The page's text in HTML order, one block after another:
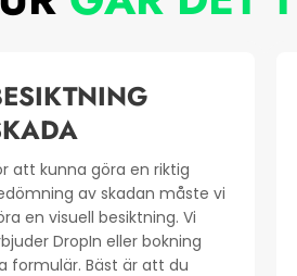
att kunna göra en riktig
av skadan måste vi
en visuell besiktning. Vi
DropIn eller bokning
formulär. Bäst är att du